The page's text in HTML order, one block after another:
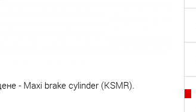
- Maxi brake cylinder (KSMR).